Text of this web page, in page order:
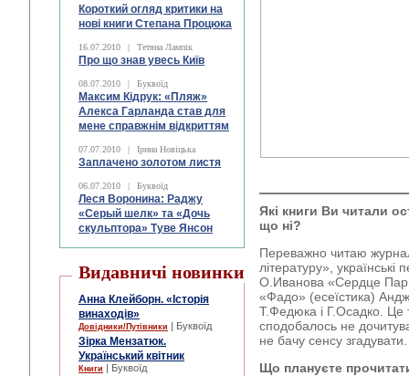
Короткий огляд критики на
нові книги Степана Процюка
16.07.2010 | Тетяна Лампік
Про що знав увесь Київ
08.07.2010 | Буквоїд
Максим Кідрук: «Пляж»
Алекса Гарланда став для
мене справжнім відкриттям
07.07.2010 | Ірина Новіцька
Заплачено золотом листя
06.07.2010 | Буквоїд
Леся Воронина: Раджу
«Серый шелк» та «Дочь
скульптора» Туве Янсон
Видавничі новинки
Анна Клейборн. «Історія
винаходів»
Довідники/Путівники | Буквоїд
Зірка Мензатюк.
Український квітник
Книги | Буквоїд
Які книги Ви читали
що ні?
Переважно читаю
літературу»,
О.Иванова «Сердце
«Фадо» (есеїстика)
Т.Федюка і Г.Осадко.
сподобалось не
не бачу сенсу згадувати.
Що плануєте